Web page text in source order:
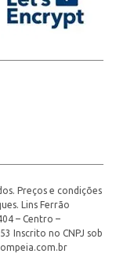
Preços e condições
Lins Ferrão
– Centro –
Inscrito no CNPJ sob